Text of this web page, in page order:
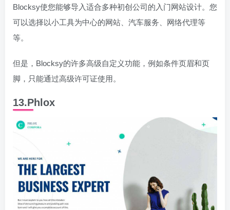
Blocksy使您能够导入适合多种初创公司的入门网站设计。您
可以选择以小工具为中心的网站、汽车服务、网络代理等
等。
但是，Blocksy的许多高级自定义功能，例如条件页眉和页
脚，只能通过高级许可证使用。
13.Phlox